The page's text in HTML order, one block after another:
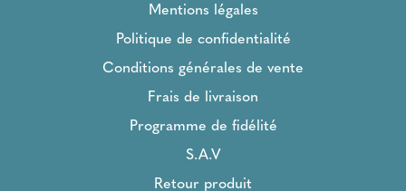
Mentions légales
Politique de confidentialité
Conditions générales de vente
Frais de livraison
Programme de fidélité
S.A.V
Retour produit